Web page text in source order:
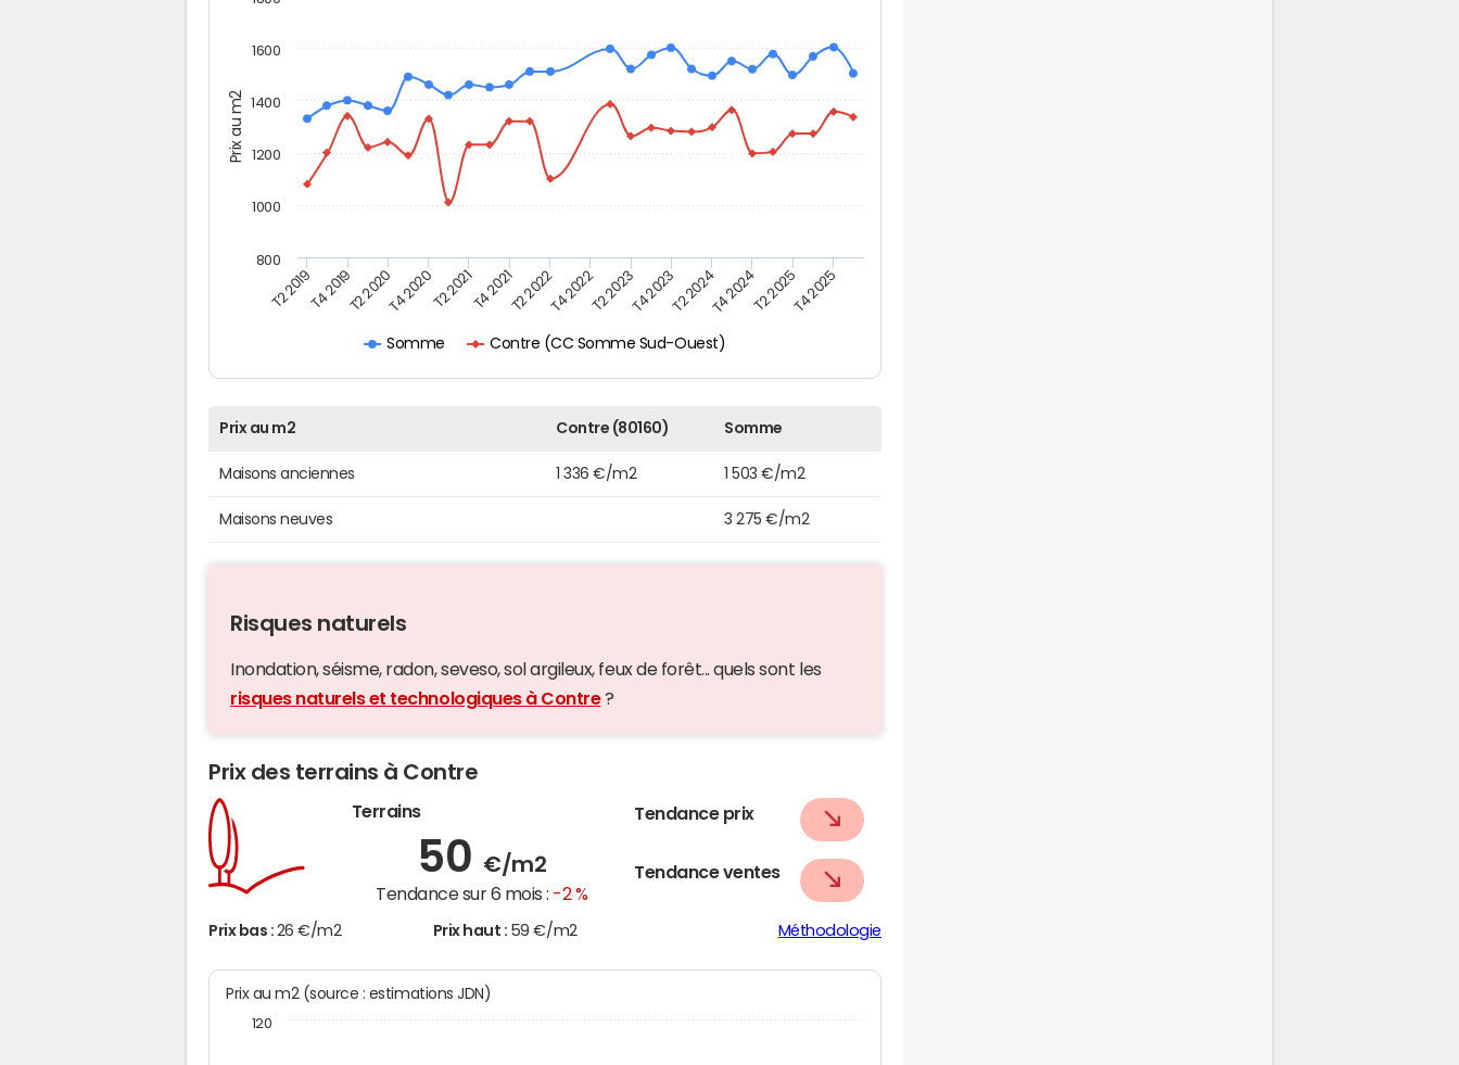
Prix au m2
Somme Contre (CC Somme Sud-Ouest)
T2 2019T4 2019T2 2020T4 2020T2 2021T4 2021T2 2022T4 2022T2 2023T4 2023T2 2024T4 2024T2 2025T4 2025
800
1000
1200
1400
1600
Prix au m2 Contre (80160) Somme
Maisons anciennes 1 336 €/m2 1 503 €/m2
Maisons neuves 3 275 €/m2
Risques naturels
Inondation, séisme, radon, seveso, sol argileux, feux de forêt... quels sont les
risques naturels et technologiques à Contre?
Prix des terrains à Contre
Terrains
50 €/m2
Tendance sur 6 mois : -2 %
Tendance prix
Tendance ventes
Prix bas : 26 €/m2 Prix haut : 59 €/m2 Méthodologie
Prix au m2 (source : estimations JDN)
120